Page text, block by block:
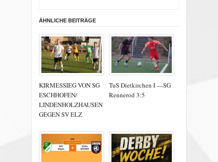
ÄHNLICHE BEITRÄGE
KIRMESSIEG VON SG
ESCHHOFEN/
LINDENHOLZHAUSEN
GEGEN SV ELZ
TuS Dietkirchen I —SG
Rennerod 3:5